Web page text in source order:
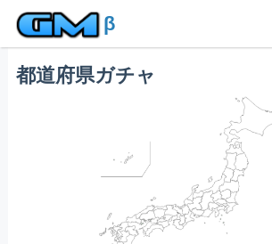
β
都道府県ガチャ